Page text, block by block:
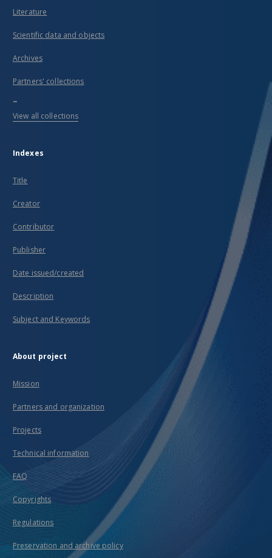
Literature
Scientific data and objects
Archives
Partners' collections
...
View all collections
Indexes
Title
Creator
Contributor
Publisher
Date issued/created
Description
Subject and Keywords
About project
Mission
Partners and organization
Projects
Technical information
FAQ
Copyrights
Regulations
Preservation and archive policy